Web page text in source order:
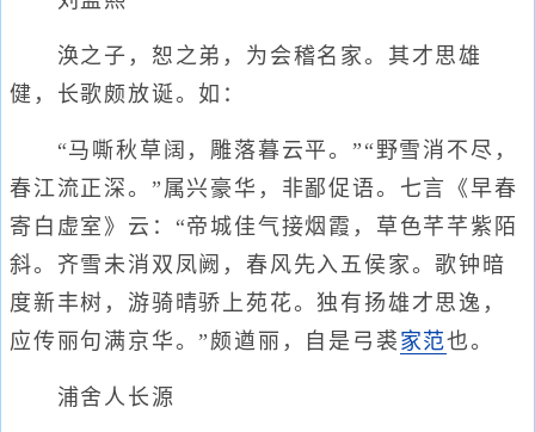
涣之子，恕之弟，为会稽名家。其才思雄
健，长歌颇放诞。如：
“马嘶秋草阔，雕落暮云平。”“野雪消不尽，
春江流正深。”属兴豪华，非鄙促语。七言《早春
寄白虚室》云：“帝城佳气接烟霞，草色芊芊紫陌
斜。齐雪未消双凤阙，春风先入五侯家。歌钟暗
度新丰树，游骑晴骄上苑花。独有扬雄才思逸，
应传丽句满京华。”颇遒丽，自是弓裘 家范也。
浦舍人长源